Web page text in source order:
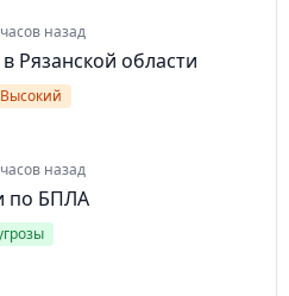
назад
Рязанской области
назад
по БПЛА